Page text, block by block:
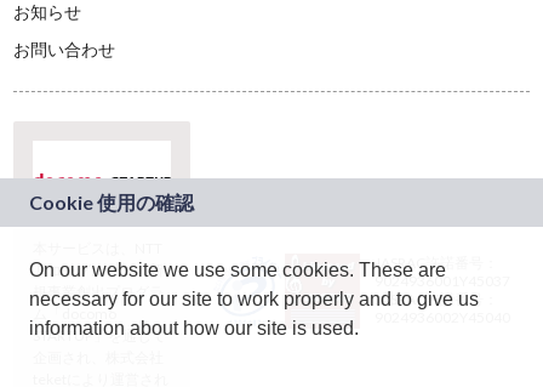
お知らせ
お問い合わせ
ドコモグループの新
規事業創出プログラ
ム「docomo
STARTUP」を通じて
JASRAC許諾番号：
9024936001Y45037
JASRAC許諾番号：
On our website we use some cookies. These are
necessary for our site to work properly and to give us
information about how our site is used.